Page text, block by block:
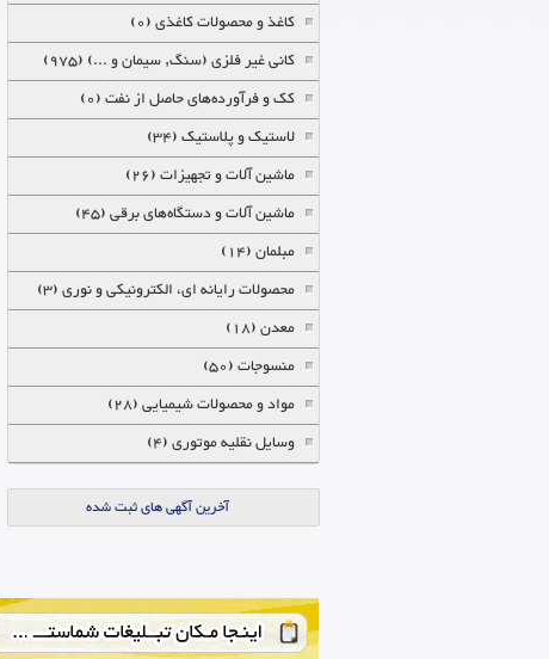
کاغذ و محصولات کاغذی (0)
کانی غیر فلزی (سنگ, سیمان و ...) (975)
کک و فرآورده‌های حاصل از نفت (0)
لاستیک و پلاستیک (34)
ماشین آلات و تجهیزات (26)
ماشین آلات و دستگاه‌های برقی (45)
مبلمان (14)
محصولات رایانه ای، الکترونیکی و نوری (3)
معدن (18)
منسوجات (50)
مواد و محصولات شیمیایی (28)
وسایل نقلیه موتوری (4)
آخرین آگهی های ثبت شده